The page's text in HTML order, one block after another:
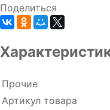
Поделиться
Прочие
Артикул товара